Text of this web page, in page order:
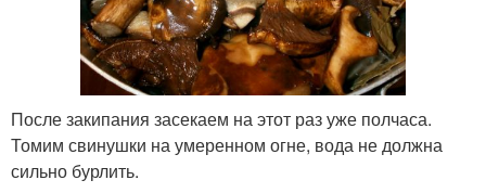
После закипания засекаем на этот раз уже полчаса.
Томим свинушки на умеренном огне, вода не должна
сильно бурлить.